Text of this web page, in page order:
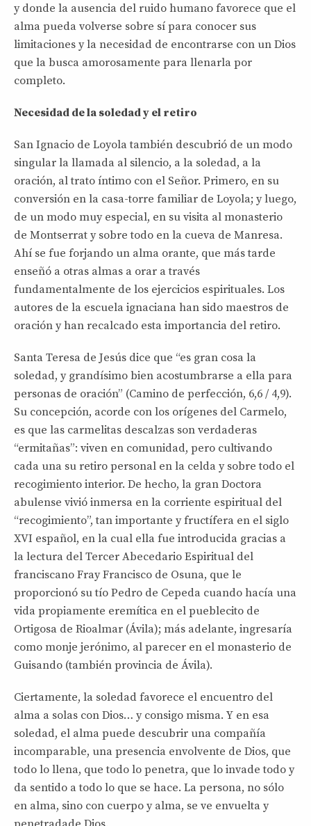
y donde la ausencia del ruido humano favorece que el
alma pueda volverse sobre sí para conocer sus
limitaciones y la necesidad de encontrarse con un Dios
que la busca amorosamente para llenarla por
completo.
Necesidad de la soledad y el retiro
San Ignacio de Loyola también descubrió de un modo
singular la llamada al silencio, a la soledad, a la
oración, al trato íntimo con el Señor. Primero, en su
conversión en la casa-torre familiar de Loyola; y luego,
de un modo muy especial, en su visita al monasterio
de Montserrat y sobre todo en la cueva de Manresa.
Ahí se fue forjando un alma orante, que más tarde
enseñó a otras almas a orar a través
fundamentalmente de los ejercicios espirituales. Los
autores de la escuela ignaciana han sido maestros de
oración y han recalcado esta importancia del retiro.
Santa Teresa de Jesús dice que “es gran cosa la
soledad, y grandísimo bien acostumbrarse a ella para
personas de oración” (Camino de perfección, 6,6 / 4,9).
Su concepción, acorde con los orígenes del Carmelo,
es que las carmelitas descalzas son verdaderas
“ermitañas”: viven en comunidad, pero cultivando
cada una su retiro personal en la celda y sobre todo el
recogimiento interior. De hecho, la gran Doctora
abulense vivió inmersa en la corriente espiritual del
“recogimiento”, tan importante y fructífera en el siglo
XVI español, en la cual ella fue introducida gracias a
la lectura del Tercer Abecedario Espiritual del
franciscano Fray Francisco de Osuna, que le
proporcionó su tío Pedro de Cepeda cuando hacía una
vida propiamente eremítica en el pueblecito de
Ortigosa de Rioalmar (Ávila); más adelante, ingresaría
como monje jerónimo, al parecer en el monasterio de
Guisando (también provincia de Ávila).
Ciertamente, la soledad favorece el encuentro del
alma a solas con Dios… y consigo misma. Y en esa
soledad, el alma puede descubrir una compañía
incomparable, una presencia envolvente de Dios, que
todo lo llena, que todo lo penetra, que lo invade todo y
da sentido a todo lo que se hace. La persona, no sólo
en alma, sino con cuerpo y alma, se ve envuelta y